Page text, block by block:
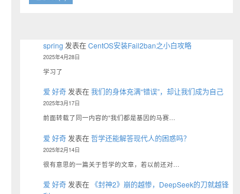
spring 发表在CentOS安装Fail2ban之小白攻略
2025年4月28日
学习了
爱 好奇发表在我们的身体充满“错误”，却让我们成为自己
2025年3月17日
前面转载了同一内容的“我们都是基因的马赛…
爱 好奇 发表在哲学还能解答现代人的困惑吗？
2025年2月14日
很有意思的一篇关于哲学的文章，若以前还对…
爱 好奇 发表在 《封神2》崩的越惨，DeepSeek的刀就越锋